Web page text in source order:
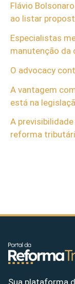
Flávio
ao listar
Especialistas
manutenção da
O advocacy
A vantagem
está na
A
reforma